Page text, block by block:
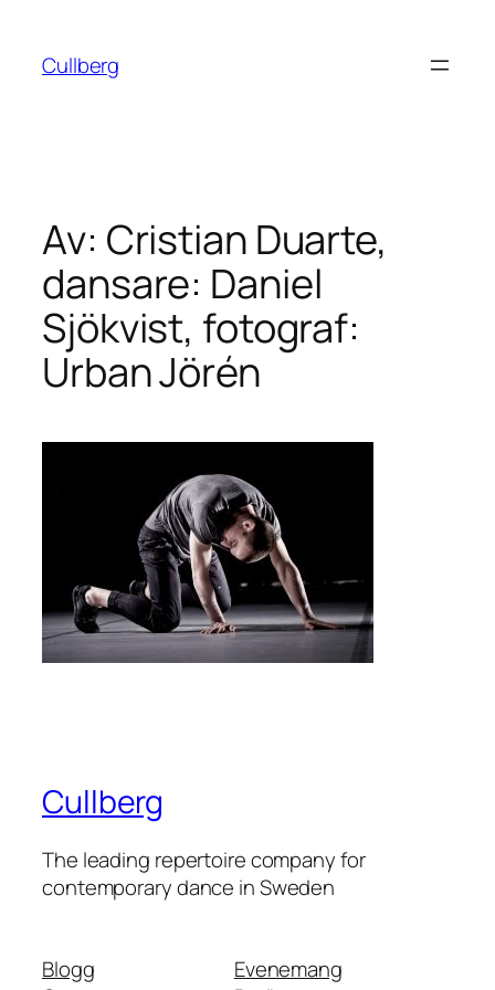
innehåll
Cullberg
Av: Cristian Duarte,
dansare: Daniel
Sjökvist, fotograf:
Urban Jörén
Cullberg
The leading repertoire company for
contemporary dance in Sweden
Blogg
Evenemang